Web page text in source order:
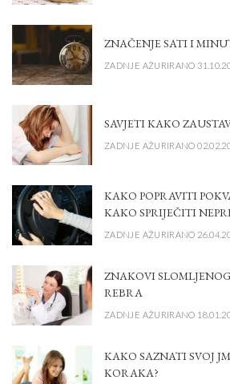
ZNAČENJE SATI I
ZADNJE AŽURIRANO
SAVJETI KAKO
ZADNJE AŽURIRANO
KAKO POPRAVITI
KAKO SPRIJEČITI
ZADNJE AŽURIRANO
ZNAKOVI
REBRA
ZADNJE AŽURIRANO
KAKO SAZNATI SVOJ
KORAKA?